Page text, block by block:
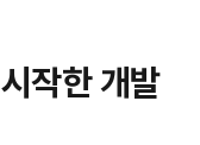
작한 개발